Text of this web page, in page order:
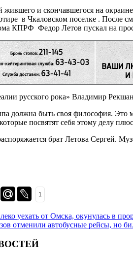
и скончавшегося на
в Чкаловском поселке . После
КПРФ Федор Летов пускал на
русского рока» Владимир
должна быть своя философия. Это
посвятят себя этому делу
брат Летова Сергей.
1
уехать от Омска, окунулась в
отменили автобусные рейсы, но